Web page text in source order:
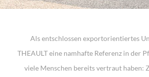
Als entschlossen exportorientiertes
THEAULT eine namhafte Referenz in der
viele Menschen bereits vertraut haben: